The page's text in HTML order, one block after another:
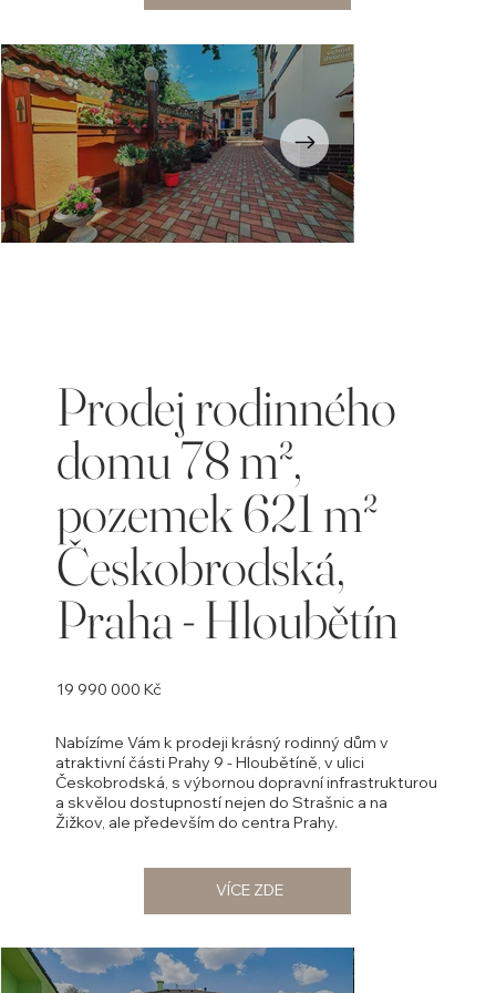
Prodej rodinného
domu 78 m²,
pozemek 621 m²
Českobrodská,
Praha - Hloubětín
19 990 000 Kč
Nabízíme Vám k prodeji krásný rodinný dům v
atraktivní části Prahy 9 - Hloubětíně, v ulici
Českobrodská, s výbornou dopravní infrastrukturou
a skvělou dostupností nejen do Strašnic a na
Žižkov, ale především do centra Prahy.
VÍCE ZDE